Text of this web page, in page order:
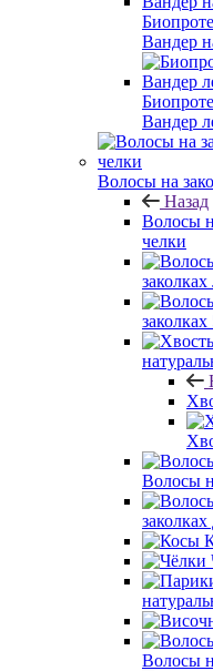
Вандер
Вандер
Волосы на
Назад
Волосы
челки
заколках
заколках
Волосы
Волосы